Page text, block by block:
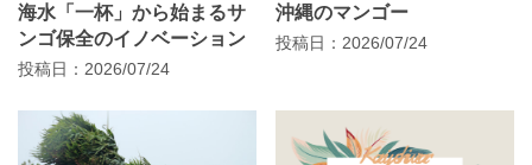
海水「一杯」から始まるサ
ンゴ保全のイノベーション
投稿日：2026/07/24
沖縄のマンゴー
投稿日：2026/07/24